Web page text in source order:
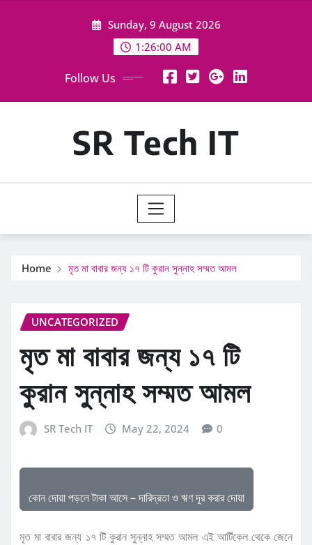
Sunday, 9 August 2026
1:26:01 AM
Follow Us
SR Tech IT
Home মৃত মা বাবার জন্য ১৭ টি কুরান সুন্নাহ সম্মত আমল
UNCATEGORIZED
মৃত মা বাবার জন্য ১৭ টি
কুরান সুন্নাহ সম্মত আমল
SR Tech IT May 22, 2024 0
কোন দোয়া পড়লে টাকা আসে – দারিদ্রতা ও ঋণ দূর করার দোয়া
মৃত মা বাবার জন্য ১৭ টি কুরান সুন্নাহ সম্মত আমল এই আর্টিকেল থেকে জেনে